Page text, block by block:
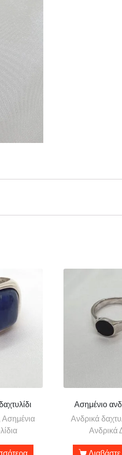
Ασημένια
Ασημένιο
Ανδρικά
Ανδρικά